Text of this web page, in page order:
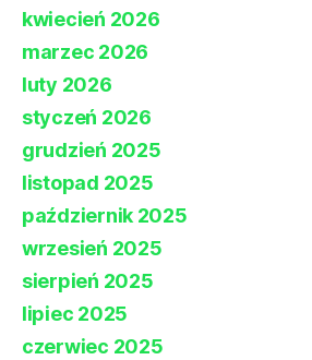
kwiecień 2026
marzec 2026
luty 2026
styczeń 2026
grudzień 2025
listopad 2025
październik 2025
wrzesień 2025
sierpień 2025
lipiec 2025
czerwiec 2025